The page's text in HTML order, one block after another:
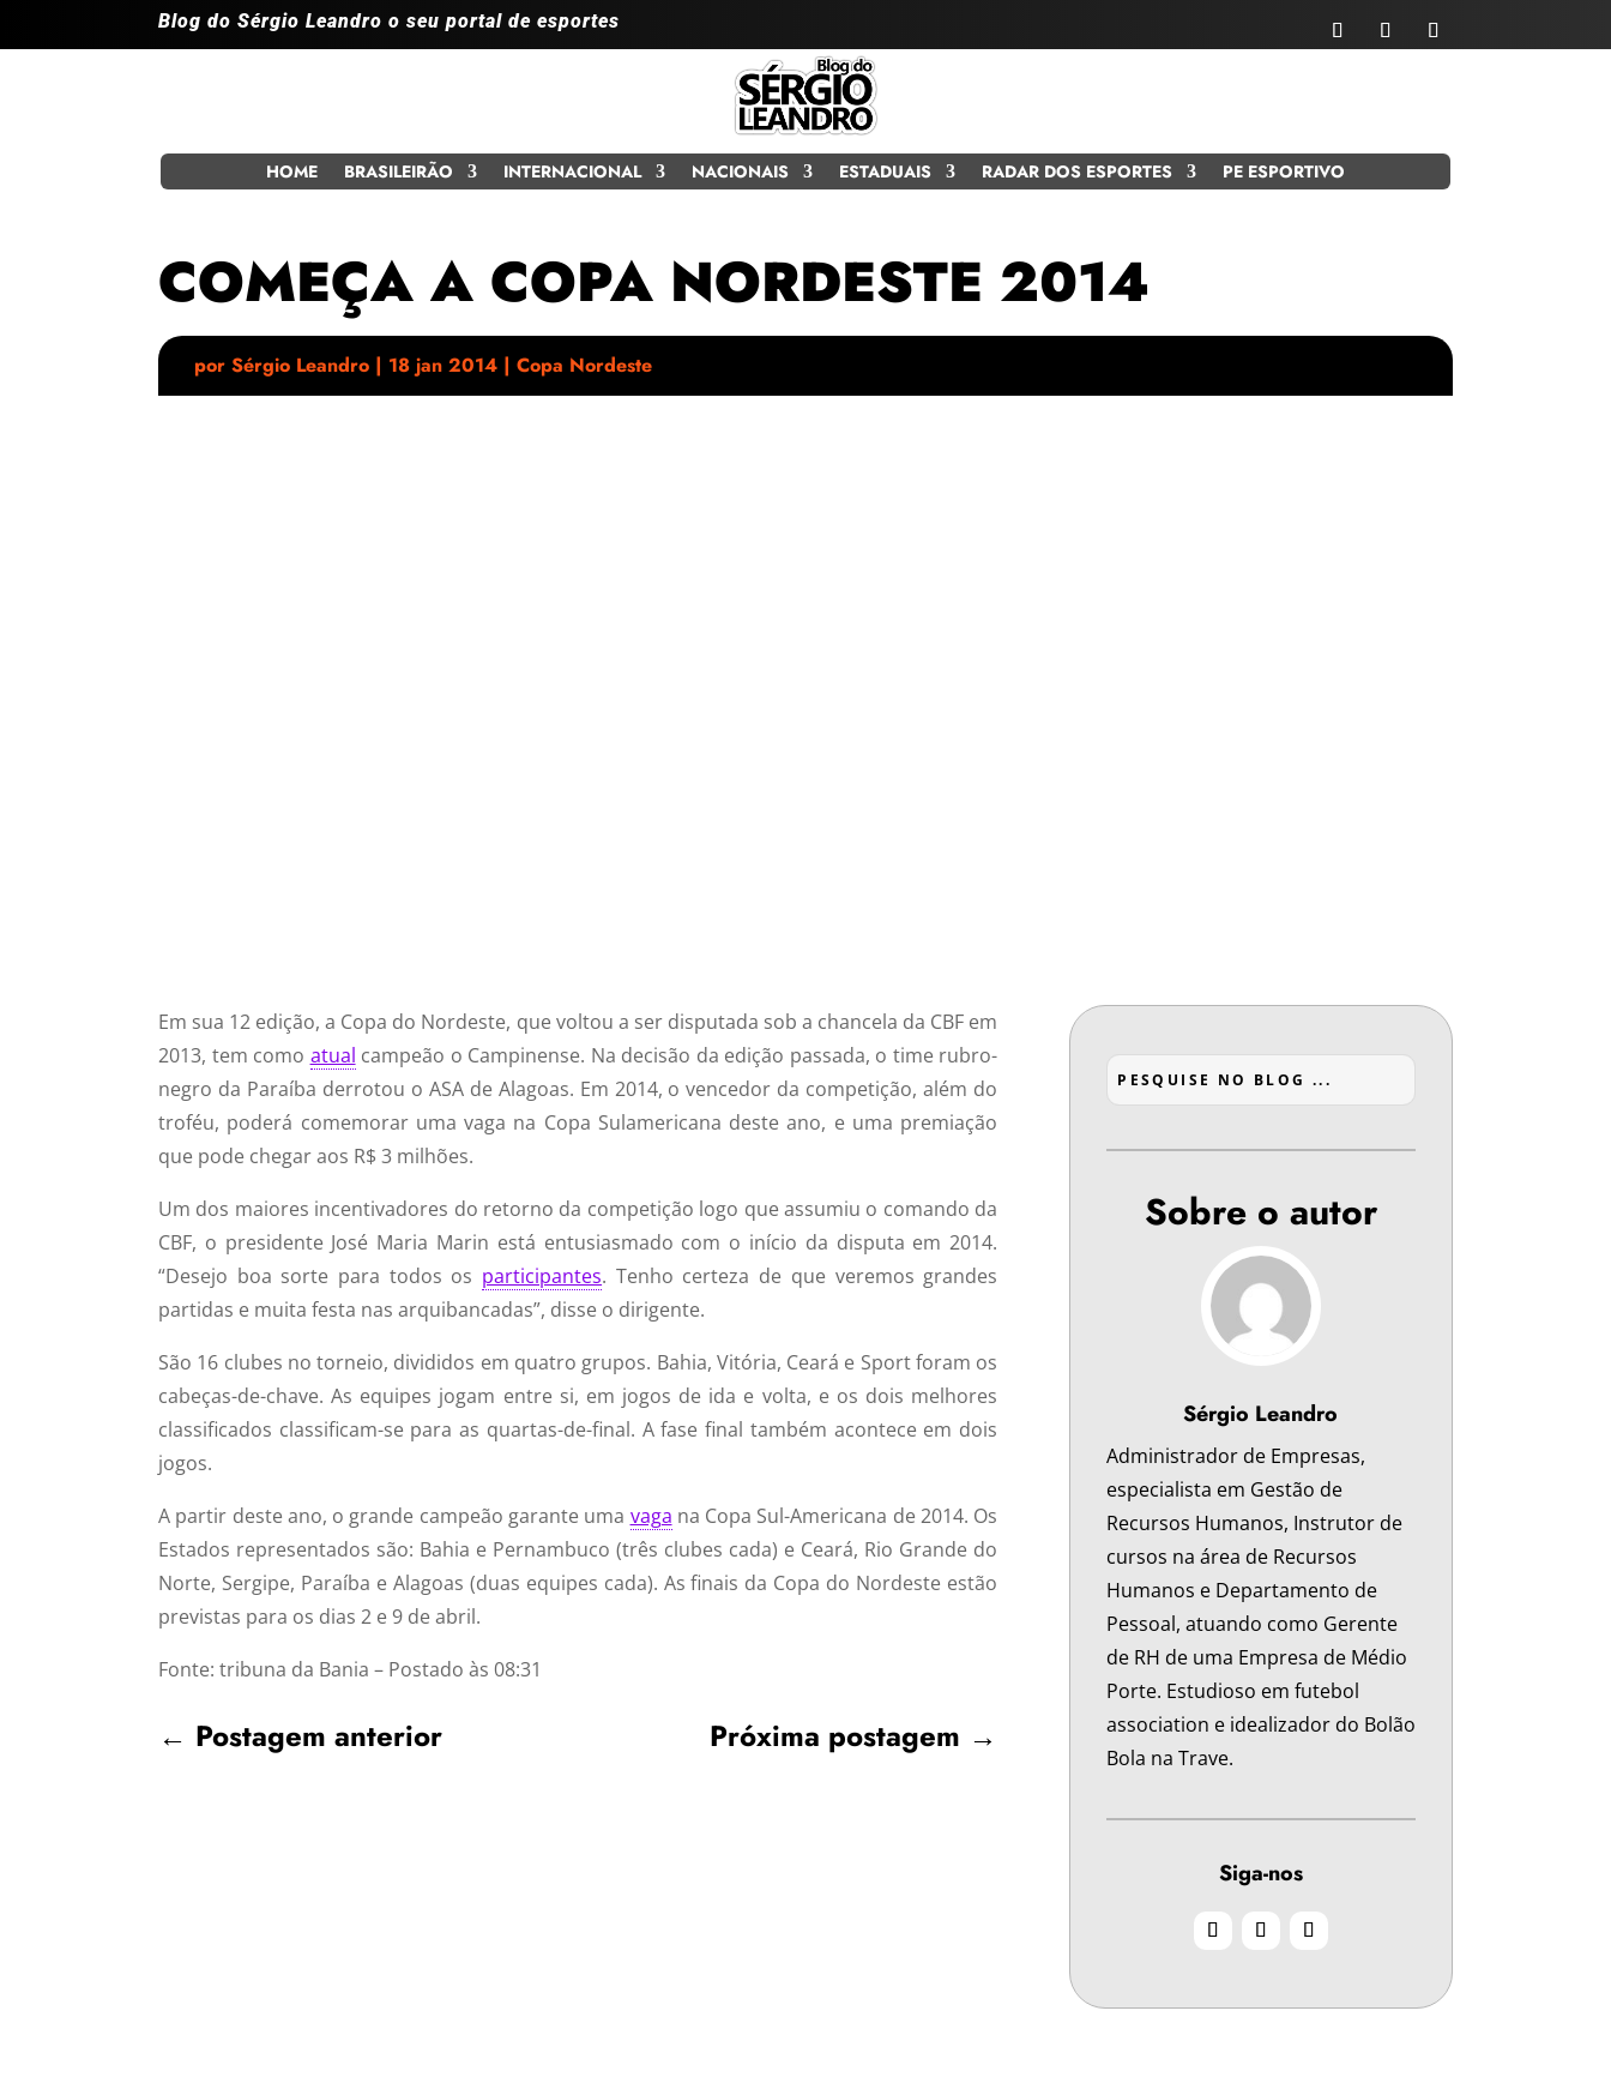
Blog do Sérgio Leandro o seu portal de esportes
HOME BRASILEIRÃO INTERNACIONAL NACIONAIS ESTADUAIS RADAR DOS ESPORTES PE ESPORTIVO
COMEÇA A COPA NORDESTE 2014
por Sérgio Leandro | 18 jan 2014 | Copa Nordeste
Em sua 12 edição, a Copa do Nordeste, que voltou a ser disputada sob a chancela da CBF em
2013, tem como atual campeão o Campinense. Na decisão da edição passada, o time rubro-
negro da Paraíba derrotou o ASA de Alagoas. Em 2014, o vencedor da competição, além do
troféu, poderá comemorar uma vaga na Copa Sulamericana deste ano, e uma premiação
que pode chegar aos R$ 3 milhões.
Um dos maiores incentivadores do retorno da competição logo que assumiu o comando da
CBF, o presidente José Maria Marin está entusiasmado com o início da disputa em 2014.
“Desejo boa sorte para todos os participantes. Tenho certeza de que veremos grandes
partidas e muita festa nas arquibancadas”, disse o dirigente.
São 16 clubes no torneio, divididos em quatro grupos. Bahia, Vitória, Ceará e Sport foram os
cabeças-de-chave. As equipes jogam entre si, em jogos de ida e volta, e os dois melhores
classificados classificam-se para as quartas-de-final. A fase final também acontece em dois
jogos.
A partir deste ano, o grande campeão garante uma vaga na Copa Sul-Americana de 2014. Os
Estados representados são: Bahia e Pernambuco (três clubes cada) e Ceará, Rio Grande do
Norte, Sergipe, Paraíba e Alagoas (duas equipes cada). As finais da Copa do Nordeste estão
previstas para os dias 2 e 9 de abril.
Fonte: tribuna da Bania – Postado às 08:31
← Postagem anterior Próxima postagem →
Sobre o autor
Sérgio Leandro
Administrador de Empresas,
especialista em Gestão de
Recursos Humanos, Instrutor de
cursos na área de Recursos
Humanos e Departamento de
Pessoal, atuando como Gerente
de RH de uma Empresa de Médio
Porte. Estudioso em futebol
association e idealizador do Bolão
Bola na Trave.
Siga-nos